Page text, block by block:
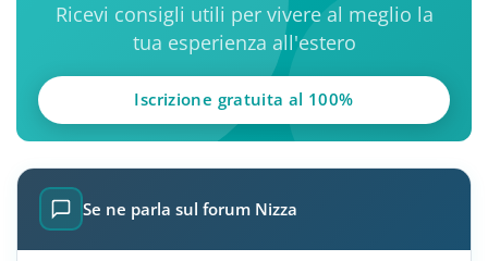
Ricevi consigli utili per vivere al meglio la
tua esperienza all'estero
Iscrizione gratuita al 100%
Se ne parla sul forum Nizza